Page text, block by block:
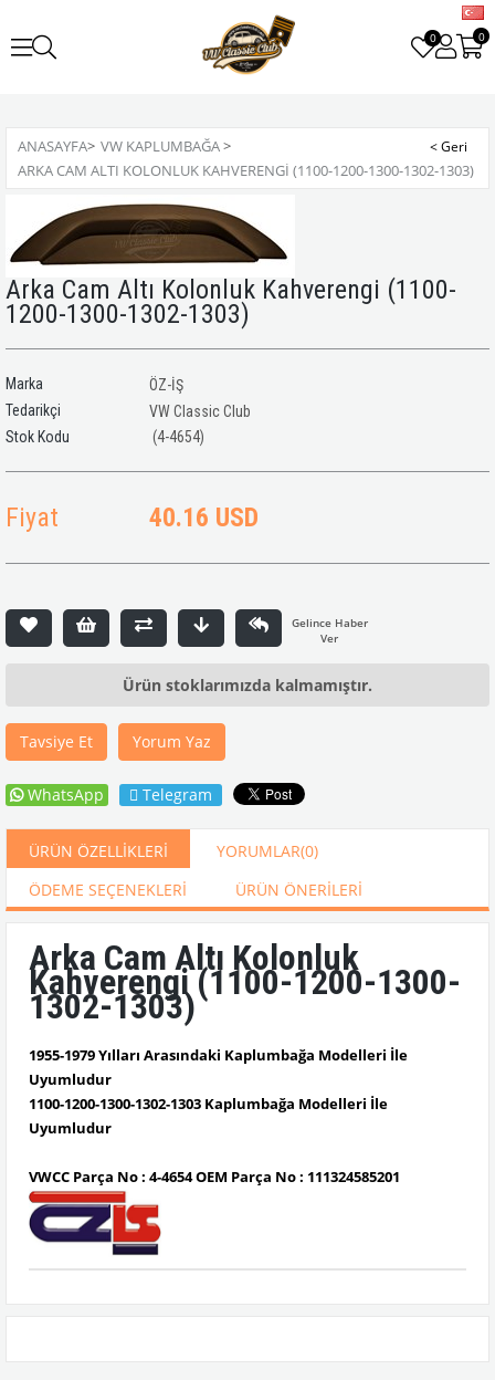
0 0
ANASAYFA> VW KAPLUMBAĞA>
ARKA CAM ALTI KOLONLUK KAHVERENGI (1100-1200-1300-1302-1303)
Arka Cam Altı Kolonluk Kahverengi (1100-
1200-1300-1302-1303)
Marka
ÖZ-İŞ
Tedarikçi
VW Classic Club
(4-4654)
Fiyat 40.16 USD
Ürün stoklarımızda kalmamıştır.
Tavsiye Et Yorum Yaz
WhatsApp Telegram
ÜRÜN ÖZELLIKLERI YORUMLAR(0)
ÖDEME SEÇENEKLERI
ÜRÜN ÖNERILERI
Arka Cam Altı Kolonluk
Kahverengi (1100-1200-1300-
1302-1303)
1955-1979 Yılları Arasındaki Kaplumbağa Modelleri İle
Uyumludur
1100-1200-1300-1302-1303 Kaplumbağa Modelleri İle
Uyumludur
VWCC Parça No : 4-4654 OEM Parça No : 111324585201